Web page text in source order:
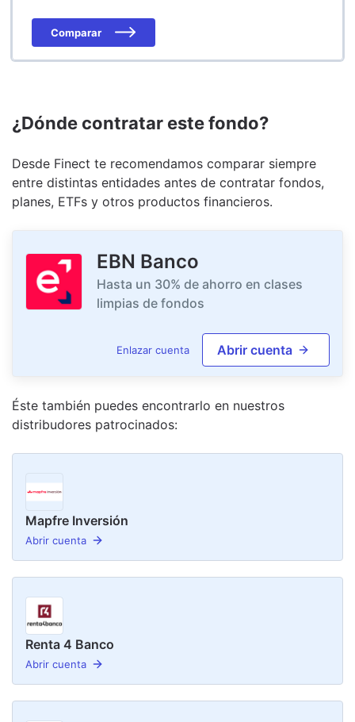
Comparar
¿Dónde contratar este fondo?
Desde Finect te recomendamos comparar siempre
entre distintas entidades antes de contratar fondos,
planes, ETFs y otros productos financieros.
EBN Banco
Hasta un 30% de ahorro en clases
limpias de fondos
Enlazar cuenta Abrir cuenta
Éste también puedes encontrarlo en nuestros
distribudores patrocinados:
Mapfre Inversión
Abrir cuenta
Renta 4 Banco
Abrir cuenta